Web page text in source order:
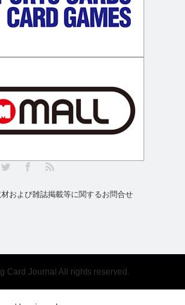
材および雑誌掲載等に関するお問合せ
Card Journal All rights reserved.